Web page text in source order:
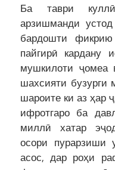
Ба таври
арзишманди
бардошти
пайгирӣ кардану
мушкилоти ҷомеа
шахсияти бузурги
шароите ки аз ҳар
ифротгаро ба
миллӣ хатар
осори
асос, дар роҳи